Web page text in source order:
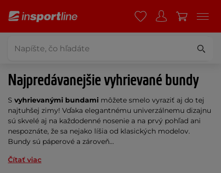
Najpredávanejšie vyhrievané bundy
S vyhrievanými bundami môžete smelo vyraziť aj do tej
najtuhšej zimy! Vďaka elegantnému univerzálnemu dizajnu
sú skvelé aj na každodenné nosenie a na prvý pohľad ani
nespoznáte, že sa nejako líšia od klasických modelov.
Bundy sú páperové a zároveň...
Čítať viac